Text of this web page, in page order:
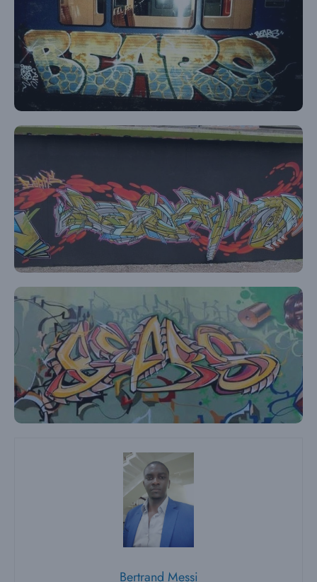
Bertrand Messi